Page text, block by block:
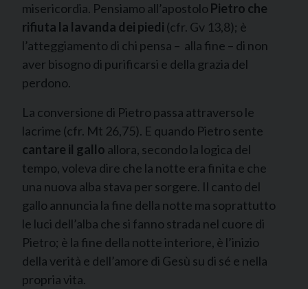
misericordia. Pensiamo all’apostolo Pietro che
rifiuta la lavanda dei piedi (cfr. Gv 13,8); è
l’atteggiamento di chi pensa – alla fine – di non
aver bisogno di purificarsi e della grazia del
perdono.
La conversione di Pietro passa attraverso le
lacrime (cfr. Mt 26,75). E quando Pietro sente
cantare il gallo allora, secondo la logica del
tempo, voleva dire che la notte era finita e che
una nuova alba stava per sorgere. Il canto del
gallo annuncia la fine della notte ma soprattutto
le luci dell’alba che si fanno strada nel cuore di
Pietro; è la fine della notte interiore, è l’inizio
della verità e dell’amore di Gesù su di sé e nella
propria vita.